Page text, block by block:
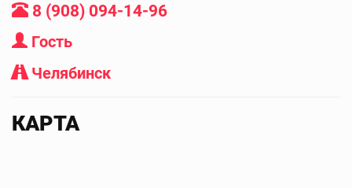
8 (908) 094-14-96
Гость
Челябинск
КАРТА